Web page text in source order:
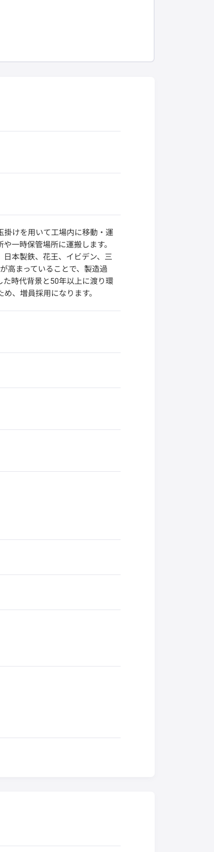
掛けを用いて工場内に移動・運
一時保管場所に運搬します。
本製鉄、花王、イビデン、三
高まっていることで、製造過
時代背景と50年以上に渡り環
、増員採用になります。